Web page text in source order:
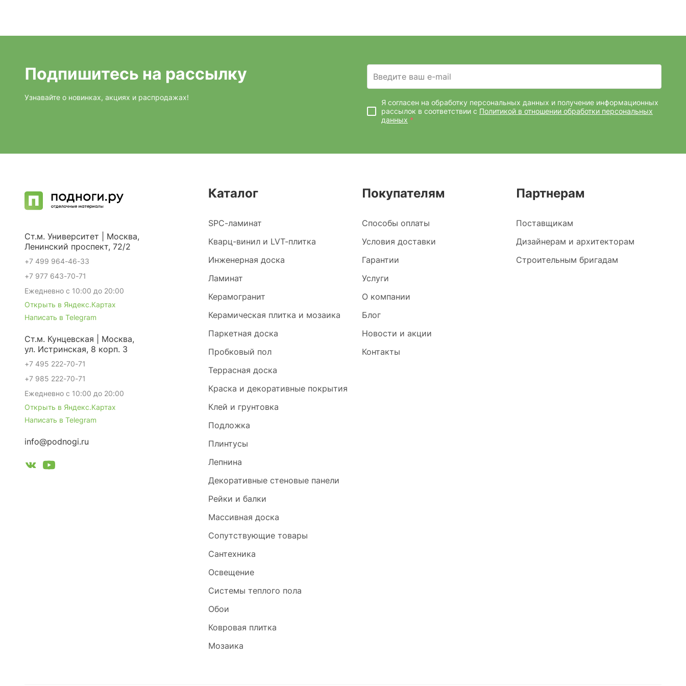
Подпишитесь на рассылку
Узнавайте о новинках, акциях и распродажах!
Введите ваш e-mail
Я согласен на обработку персональных данных и получение информационных
рассылок в соответствии с Политикой в отношении обработки персональных
данных *
Каталог
SPC-ламинат
Кварц-винил и LVT-плитка
Инженерная доска
Ламинат
Керамогранит
Керамическая плитка и мозаика
Паркетная доска
Пробковый пол
Террасная доска
Краска и декоративные покрытия
Клей и грунтовка
Подложка
Плинтусы
Лепнина
Декоративные стеновые панели
Рейки и балки
Массивная доска
Сопутствующие товары
Сантехника
Освещение
Системы теплого пола
Обои
Ковровая плитка
Мозаика
Покупателям
Способы оплаты
Условия доставки
Гарантии
Услуги
О компании
Блог
Новости и акции
Контакты
Партнерам
Поставщикам
Дизайнерам и архитекторам
Строительным бригадам
Ст.м. Университет | Москва,
Ленинский проспект, 72/2
+7 499 964-46-33
+7 977 643-70-71
Ежедневно с 10:00 до 20:00
Открыть в Яндекс.Картах
Написать в Telegram
Ст.м. Кунцевская | Москва,
ул. Истринская, 8 корп. 3
+7 495 222-70-71
+7 985 222-70-71
Ежедневно с 10:00 до 20:00
Открыть в Яндекс.Картах
Написать в Telegram
info@podnogi.ru